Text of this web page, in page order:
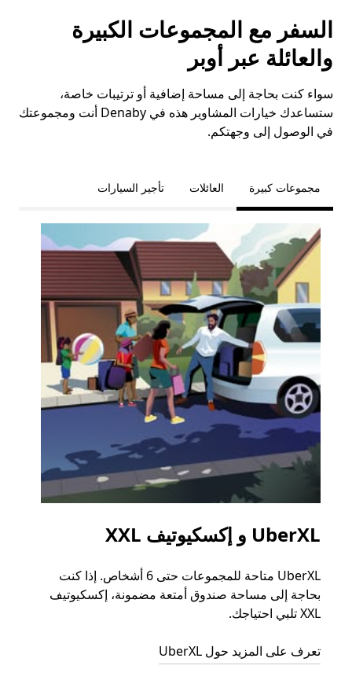
السفر مع المجموعات الكبيرة
والعائلة عبر أوبر
سواء كنت بحاجة إلى مساحة إضافية أو ترتيبات خاصة،
ستساعدك خيارات المشاوير هذه في Denaby أنت ومجموعتك
في الوصول إلى وجهتكم.
مجموعات كبيرة العائلات تأجير السيارات
UberXL و إكسكيوتيف XXL
UberXL متاحة للمجموعات حتى 6 أشخاص. إذا كنت
بحاجة إلى مساحة صندوق أمتعة مضمونة، إكسكيوتيف
XXL تلبي احتياجك.
تعرف على المزيد حول UberXL